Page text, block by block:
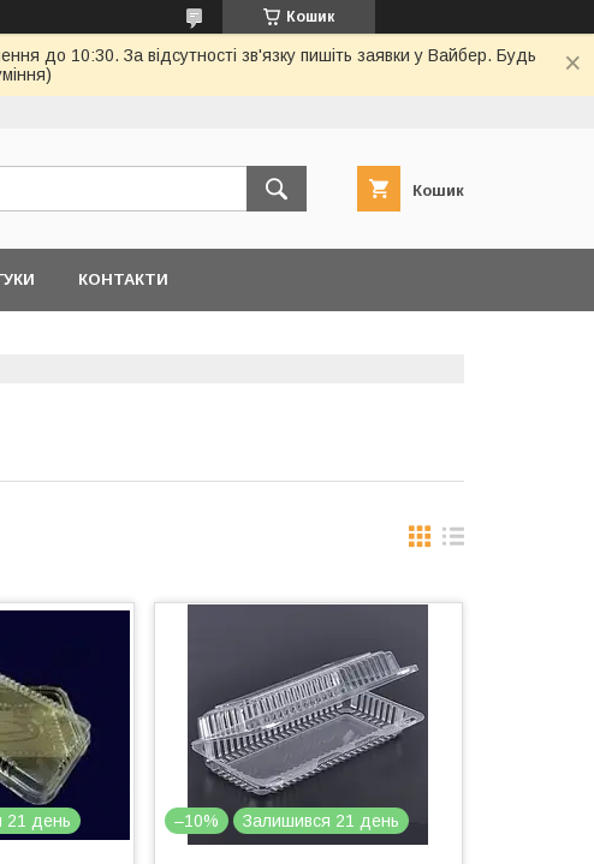
Кошик
до 10:30. За відсутності зв'язку пишіть заявки у Вайбер. Будь
Кошик
КОНТАКТИ
21 день –10% Залишився 21 день